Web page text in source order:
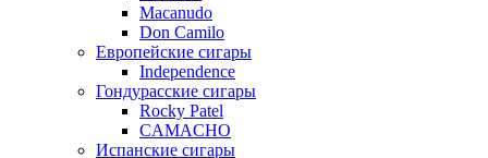
Macanudo
Don Camilo
Европейские сигары
Independence
Гондурасские сигары
Rocky Patel
CAMACHO
Испанские сигары